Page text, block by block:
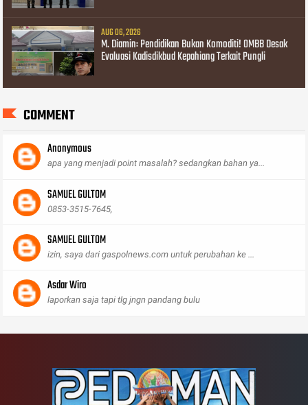
AUG 06, 2026
M. Diamin: Pendidikan Bukan Komoditi! OMBB Desak
Evaluasi Kadisdikbud Kepahiang Terkait Pungli
COMMENT
Anonymous
apa yang menjadi point masalah? sedangkan bahan ya...
SAMUEL GULTOM
0853-3515-7645,
SAMUEL GULTOM
izin, saya dari gaspolnews.com untuk perubahan ke ...
Asdar Wiro
laporkan saja tapi tlg jngn pandang bulu